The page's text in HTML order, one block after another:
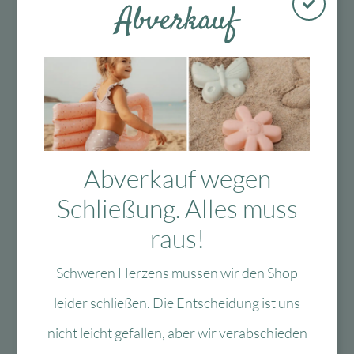
Versand in D
ab 99 €
Mit viel Liebe
ausgewählte &
verpackte
Produkte
30 Tage Rückgaberecht
Das Passt dazu
Das könnte Dir auch
gefallen
Abverkauf
Abverkauf wegen
Schließung. Alles muss
raus!
Schweren Herzens müssen wir den Shop
leider schließen. Die Entscheidung ist uns
nicht leicht gefallen, aber wir verabschieden